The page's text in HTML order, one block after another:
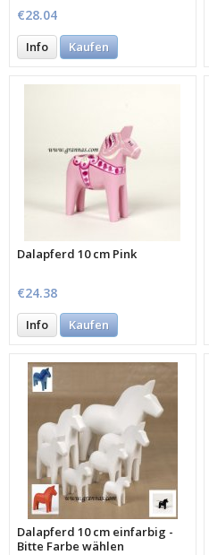
€28.04
Info Kaufen
Dalapferd 10 cm Pink
€24.38
Info Kaufen
Dalapferd 10 cm einfarbig -
Bitte Farbe wählen